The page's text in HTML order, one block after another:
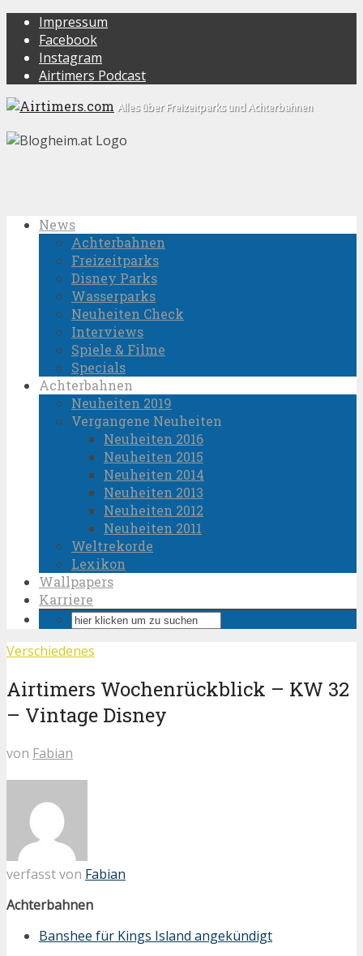
Impressum
Facebook
Instagram
Airtimers Podcast
Alles über Freizeitparks und Achterbahnen
News
Achterbahnen
Freizeitparks
Disney Parks
Wasserparks
Neuheiten Check
Interviews
Spiele & Filme
Specials
Achterbahnen
Neuheiten 2019
Vergangene Neuheiten
Neuheiten 2016
Neuheiten 2015
Neuheiten 2014
Neuheiten 2013
Neuheiten 2012
Neuheiten 2011
Weltrekorde
Lexikon
Wallpapers
Karriere
Verschiedenes
Airtimers Wochenrückblick – KW 32
– Vintage Disney
von Fabian
verfasst von Fabian
Achterbahnen
Banshee für Kings Island angekündigt